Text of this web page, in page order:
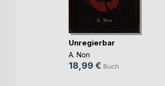
Unregierbar
A. Non
18,99 € Buch